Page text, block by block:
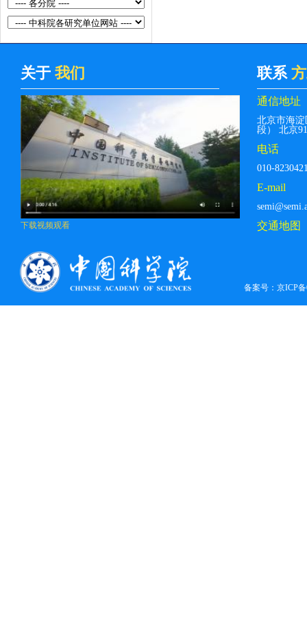
及应用
[黄昆论坛]第408期：Cavity Control
of Excitons in Two-Dimensional
Materials
[黄昆论坛]第407期：Alchemy Of The
Xxi Century：Digital Synthesis Of
Quant...
[黄昆论坛]第406期：Spin-orbit
torque and its applications
[黄昆论坛]第405期：Current Status
of Research on Ultrawide Bandgap
Semico...
关于 我们
下载视频观看
联系
通信地址
北京市海
段） 北京
电话
010-
E-mail
交通地图
备案号： 京ICP